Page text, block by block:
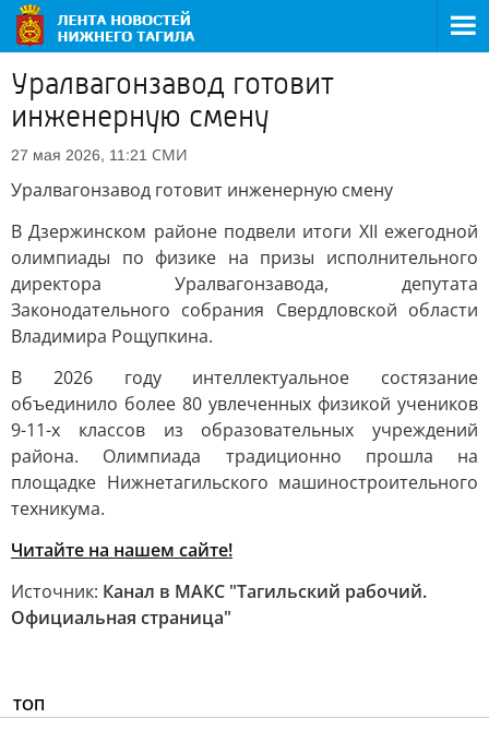
Уралвагонзавод готовит
инженерную смену
27 мая 2026, 11:21 СМИ
Уралвагонзавод готовит инженерную смену
В Дзержинском районе подвели итоги XII ежегодной
олимпиады по физике на призы исполнительного
директора Уралвагонзавода, депутата
Законодательного собрания Свердловской области
Владимира Рощупкина.
В 2026 году интеллектуальное состязание
объединило более 80 увлеченных физикой учеников
9-11-х классов из образовательных учреждений
района. Олимпиада традиционно прошла на
площадке Нижнетагильского машиностроительного
техникума.
Читайте на нашем сайте!
Источник: Канал в МАКС "Тагильский рабочий.
Официальная страница"
ТОП